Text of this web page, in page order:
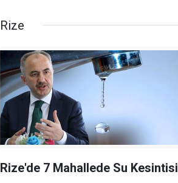
Rize
Rize'de 7 Mahallede Su Kesintisi